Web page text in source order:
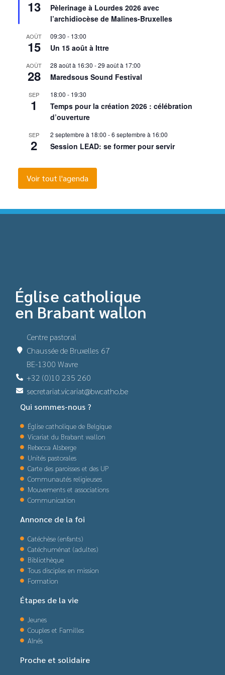
13
en
avant
Pèlerinage à Lourdes 2026 avec
l’archidiocèse de Malines-Bruxelles
AOÛT
15
09:30 - 13:00
Un 15 août à Ittre
AOÛT
28
28 août à 16:30 -29 août à 17:00
Maredsous Sound Festival
SEP
1
18:00 - 19:30
Temps pour la création 2026 : célébration
d’ouverture
SEP
2
2 septembre à 18:00 -6 septembre à 16:00
Session LEAD: se former pour servir
Voir tout l'agenda
Église catholique
en Brabant wallon
Centre pastoral
Chaussée de Bruxelles 67
BE-1300 Wavre
+32 (0)10 235 260
secretariat.vicariat@bwcatho.be
Qui sommes-nous ?
Église catholique de Belgique
Vicariat du Brabant wallon
Rebecca Alsberge
Unités pastorales
Carte des paroisses et des UP
Communautés religieuses
Mouvements et associations
Communication
Annonce de la foi
Catéchèse (enfants)
Catéchuménat (adultes)
Bibliothèque
Tous disciples en mission
Formation
Étapes de la vie
Jeunes
Couples et Familles
Aînés
Proche et solidaire